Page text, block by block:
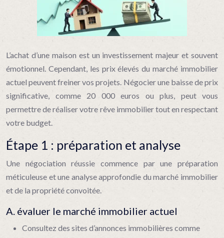
L’achat d’une maison est un investissement majeur et souvent
émotionnel. Cependant, les prix élevés du marché immobilier
actuel peuvent freiner vos projets. Négocier une baisse de prix
significative, comme 20 000 euros ou plus, peut vous
permettre de réaliser votre rêve immobilier tout en respectant
votre budget.
Étape 1 : préparation et analyse
Une négociation réussie commence par une préparation
méticuleuse et une analyse approfondie du marché immobilier
et de la propriété convoitée.
A. évaluer le marché immobilier actuel
Consultez des sites d’annonces immobilières comme